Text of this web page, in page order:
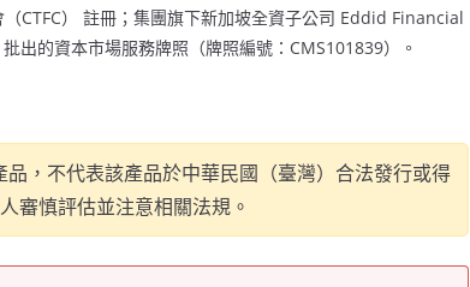
CTFC） 註冊；集團旗下新加坡全資子公司 Eddid Financial
出的資本市場服務牌照（牌照編號：CMS101839）。
，不代表該產品於中華民國（臺灣）合法發行或得
審慎評估並注意相關法規。